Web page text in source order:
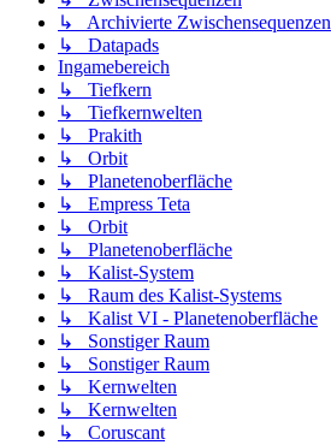
↳ Archivierte Zwischensequenzen
↳ Datapads
Ingamebereich
↳ Tiefkern
↳ Tiefkernwelten
↳ Prakith
↳ Orbit
↳ Planetenoberfläche
↳ Empress Teta
↳ Orbit
↳ Planetenoberfläche
↳ Kalist-System
↳ Raum des Kalist-Systems
↳ Kalist VI - Planetenoberfläche
↳ Sonstiger Raum
↳ Sonstiger Raum
↳ Kernwelten
↳ Kernwelten
↳ Coruscant